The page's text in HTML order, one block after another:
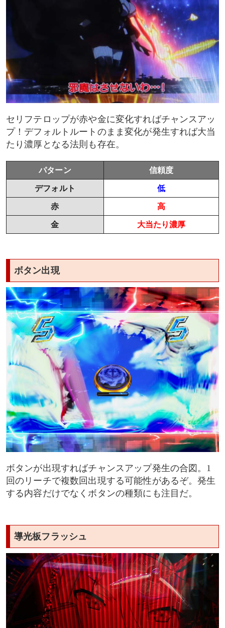
セリフテロップが赤や金に変化すればチャンスアッ
プ！デフォルトルートのまま変化が発生すれば大当
たり濃厚となる法則も存在。
パターン 信頼度
デフォルト 低
赤 高
金 大当たり濃厚
ボタン出現
ボタンが出現すればチャンスアップ発生の合図。1
回のリーチで複数回出現する可能性があるぞ。発生
する内容だけでなくボタンの種類にも注目だ。
導光板フラッシュ